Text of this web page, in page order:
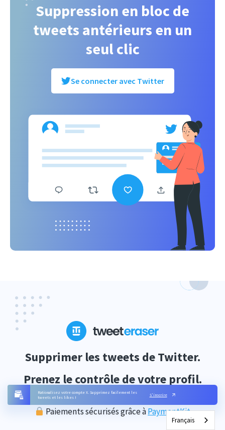
Rationalisez votre compte X. Supprimez facilement les
tweets et les likes !
S'inscrire
Suppression en bloc de
tweets antérieurs en un
seul clic
Se connecter avec Twitter
Supprimer les tweets de Twitter.
Prenez le contrôle de votre profil.
Paiements sécurisés grâce àPaymentKit
Français